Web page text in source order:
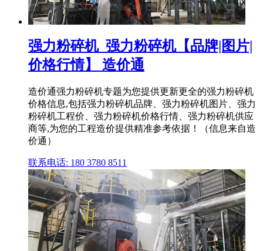
强力粉碎机_强力粉碎机【品牌|图片|
价格行情】 造价通
造价通强力粉碎机专题为您提供更新更全的强力粉碎机
价格信息,包括强力粉碎机品牌、强力粉碎机图片、强力
粉碎机工程价、强力粉碎机价格行情、强力粉碎机供应
商等,为您的工程造价提供精准参考依据！（信息来自造
价通）
联系电话: 180 3780 8511